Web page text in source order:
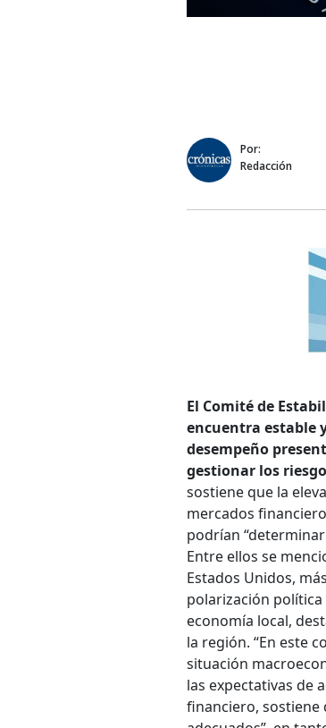
Por:
Redacción
El Comité de
encuentra estable
desempeño
gestionar los
sostiene que la
mercados
podrían
Entre ellos se
Estados Unidos,
polarización política
economía local,
la región. “En este
situación
las expectativas de
financiero, sostiene